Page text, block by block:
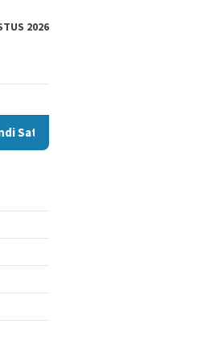
2026
Golkar Samarinda, Fokus